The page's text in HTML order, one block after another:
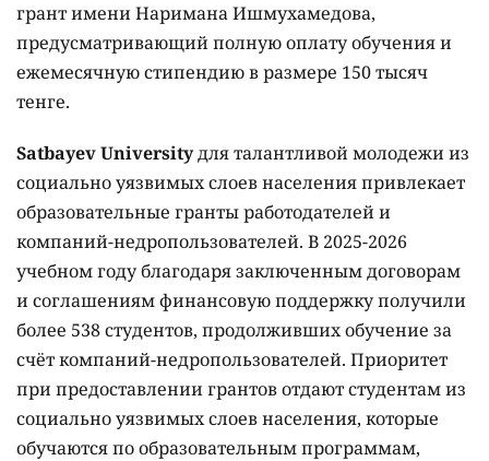
грант имени Наримана Ишмухамедова,
предусматривающий полную оплату обучения и
ежемесячную стипендию в размере 150 тысяч
тенге.
Satbayev Universityдля талантливой молодежи из
социально уязвимых слоев населения привлекает
образовательные гранты работодателей и
компаний-недропользователей. В 2025-2026
учебном году благодаря заключенным договорам
и соглашениям финансовую поддержку получили
более 538 студентов, продолживших обучение за
счёт компаний-недропользователей. Приоритет
при предоставлении грантов отдают студентам из
социально уязвимых слоев населения, которые
обучаются по образовательным программам,